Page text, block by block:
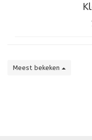
Meest bekeken